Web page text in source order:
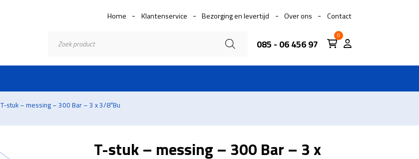
Home Klantenservice Bezorging en levertijd Over ons Contact
zoeken 085 - 06 456 97
0
T-stuk – messing – 300 Bar – 3 x 3/8″Bu
T-stuk – messing – 300 Bar – 3 x